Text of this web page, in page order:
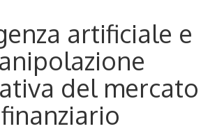
artificiale e
del mercato
finanziario